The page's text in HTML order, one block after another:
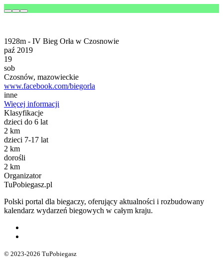
1928m - IV Bieg Orła w Czosnowie
paź 2019
19
sob
Czosnów, mazowieckie
www.facebook.com/biegorla
inne
Więcej informacji
Klasyfikacje
dzieci do 6 lat
2 km
dzieci 7-17 lat
2 km
dorośli
2 km
Organizator
TuPobiegasz.pl
Polski portal dla biegaczy, oferujący aktualności i rozbudowany
kalendarz wydarzeń biegowych w całym kraju.
© 2023-2026 TuPobiegasz